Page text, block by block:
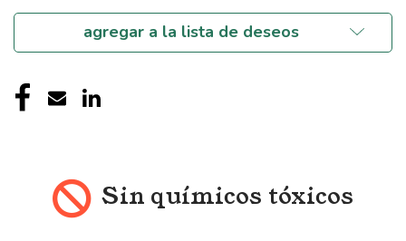
agregar a la lista de deseos
Sin químicos tóxicos